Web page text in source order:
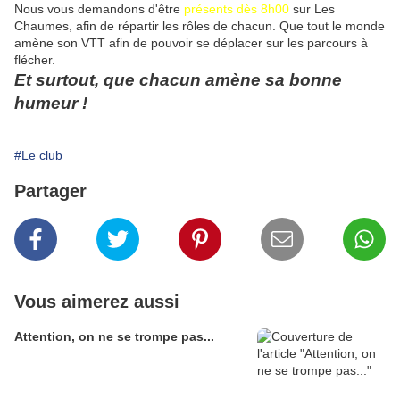
Nous vous demandons d'être présents dès 8h00 sur Les
Chaumes, afin de répartir les rôles de chacun. Que tout le monde
amène son VTT afin de pouvoir se déplacer sur les parcours à
flécher.
Et surtout, que chacun amène sa bonne
humeur !
#Le club
Partager
Vous aimerez aussi
Attention, on ne se trompe pas...